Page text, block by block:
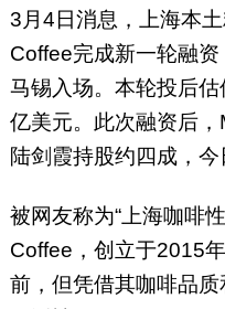
3月4日消息，上海本
Coffee完成新一轮融
马锡入场。本轮投后
亿美元。此次融资后，
陆剑霞持股约四成，今
被网友称为“上海咖啡
Coffee，创立于2015
前，但凭借其咖啡品